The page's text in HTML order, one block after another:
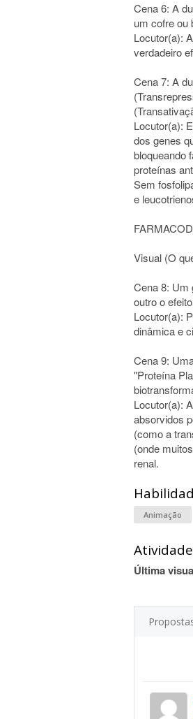
Cena 6: A
um cofre ou
Locutor(a):
verdadeiro
Cena 7: A
Locutor(a):
dos genes
bloqueando
proteínas
Sem
e
Visual (O
Cena 8: Um
outro o
Locutor(a):
dinâmica e
Cena 9:
"Proteína
Locutor(a):
absorvidos
(como a
(onde
renal.
Animação
Última